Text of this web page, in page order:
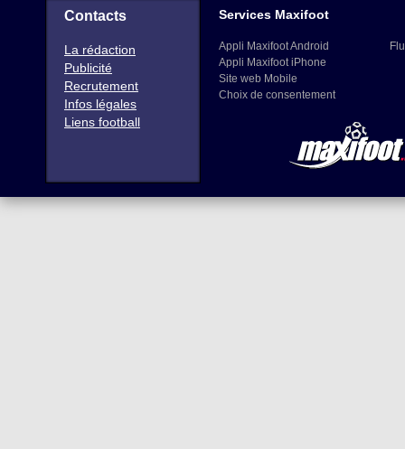
Contacts
La rédaction
Publicité
Recrutement
Infos légales
Liens football
Services Maxifoot
Appli Maxifoot Android
Appli Maxifoot iPhone
Site web Mobile
Choix de consentement